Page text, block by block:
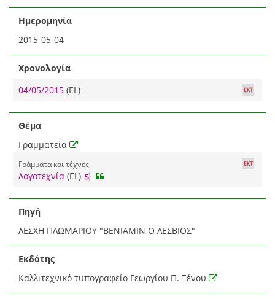
Ημερομηνία
2015-05-04
Χρονολογία
04/05/2015 (EL)
Θέμα
Γραμματεία
Γράμματα και τέχνες
Λογοτεχνία (EL)
Πηγή
ΛΕΣΧΗ ΠΛΩΜΑΡΙΟΥ "ΒΕΝΙΑΜΙΝ Ο ΛΕΣΒΙΟΣ"
Εκδότης
Καλλιτεχνικό τυπογραφείο Γεωργίου Π. Ξένου